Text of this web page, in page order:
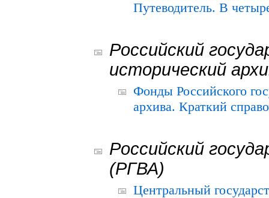
Путеводитель. В
Российский
исторический
Фонды Российского
архива. Краткий
Российский
(РГВА)
Центральный